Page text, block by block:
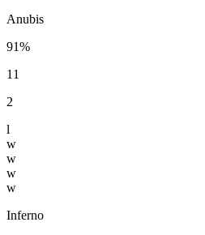
Anubis
91%
11
2
l
w
w
w
w
Inferno